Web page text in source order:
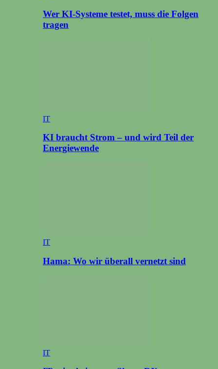
Wer KI-Systeme testet, muss die Folgen
tragen
IT
KI braucht Strom – und wird Teil der
Energiewende
IT
Hama: Wo wir überall vernetzt sind
IT